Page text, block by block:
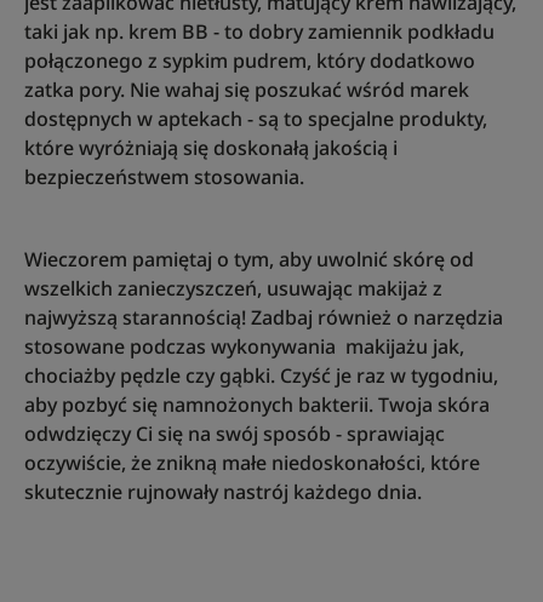
taki jak np. krem BB - to dobry zamiennik podkładu
połączonego z sypkim pudrem, który dodatkowo
zatka pory. Nie wahaj się poszukać wśród marek
dostępnych w aptekach - są to specjalne produkty,
które wyróżniają się doskonałą jakością i
bezpieczeństwem stosowania.
Wieczorem pamiętaj o tym, aby uwolnić skórę od
wszelkich zanieczyszczeń, usuwając makijaż z
najwyższą starannością! Zadbaj również o narzędzia
stosowane podczas wykonywania makijażu jak,
chociażby pędzle czy gąbki. Czyść je raz w tygodniu,
aby pozbyć się namnożonych bakterii. Twoja skóra
odwdzięczy Ci się na swój sposób - sprawiając
oczywiście, że znikną małe niedoskonałości, które
skutecznie rujnowały nastrój każdego dnia.